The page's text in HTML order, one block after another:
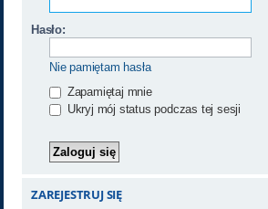
Hasło:
Nie pamiętam hasła
Zapamiętaj mnie
Ukryj mój status podczas tej sesji
ZAREJESTRUJ SIĘ